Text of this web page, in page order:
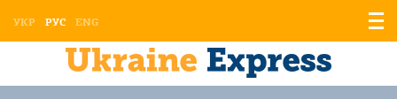
УКР РУС ENG